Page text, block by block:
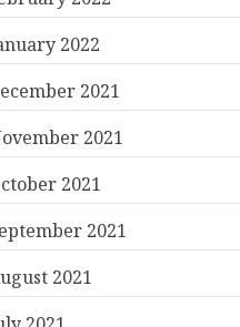
2022
2021
2021
2021
2021
2021